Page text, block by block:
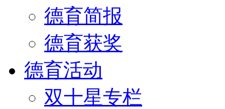
德育简报
德育获奖
德育活动
双十星专栏